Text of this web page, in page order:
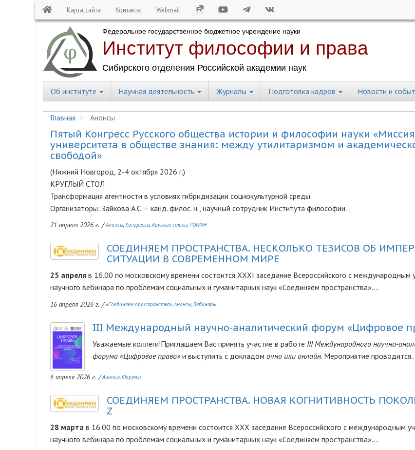
Карта сайта Контакты Webmail
Central
Об институте Научная деятельность Журналы Подготовка кадров Новости и
Главная Анонсы
Пятый Конгресс Русского общества истории и философии науки «Миссия
университета в обществе знания: между утилитаризмом и
свободой»
(Нижний Новгород, 2-4 октября 2026 г.)
КРУГЛЫЙ СТОЛ
Трансформация агентности в условиях гибридизации социокультурной среды
Организаторы: Зайкова А.С. – канд. филос. н., научный сотрудник Института философии...
21 апреля 2026 г. / Анонсы Конгрессы Круглые столы РОИФН
Изображение
СОЕДИНЯЕМ ПРОСТРАНСТВА. НЕСКОЛЬКО ТЕЗИСОВ ОБ
СИТУАЦИИ В СОВРЕМЕННОМ МИРЕ
25 апреля в 16.00 по московскому времени состоится XXXI заседание Всероссийского с международным
научного вебинара по проблемам социальных и гуманитарных наук «Соединяем пространства»....
16 апреля 2026 г. / «Соединяем пространства» Анонсы Вебинары
ИзображениеIII Международный научно-аналитический форум «Цифровое
Уважаемые коллеги!Приглашаем Вас принять участие в работе III Международного научно-
форума «Цифровое право» и выступить с докладом очно или онлайн. Мероприятие
6 апреля 2026 г. / Анонсы Форумы
Изображение
СОЕДИНЯЕМ ПРОСТРАНСТВА. НОВАЯ КОГНИТИВНОСТЬ
Z
28 марта в 16.00 по московскому времени состоится XXX заседание Всероссийского с международным
научного вебинара по проблемам социальных и гуманитарных наук «Соединяем пространства»....